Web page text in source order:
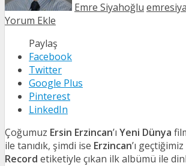
Emre Siyahoğlu
Yorum Ekle
Paylaş
Facebook
Twitter
Google Plus
Pinterest
LinkedIn
Çoğumuz Ersin Erzincan’ı Yeni Dünya
ile tanıdık, şimdi ise Erzincan’ı
Record etiketiyle çıkan ilk albümü ile